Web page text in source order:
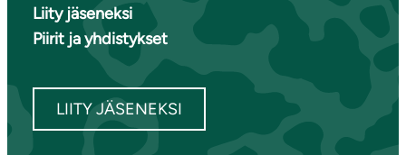
Liity jäseneksi
Piirit ja yhdistykset
LIITY JÄSENEKSI